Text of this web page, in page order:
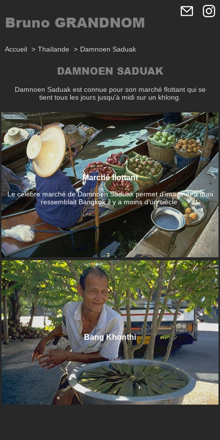
Bruno GRANDNOM
Accueil Thaïlande Damnoen Saduak
DAMNOEN SADUAK
Damnoen Saduak est connue pour son marché flottant qui se
tient tous les jours jusqu'à midi sur un khlong.
Marché flottant
Le célèbre marché de Damnoen Saduak permet d'imaginer à quoi
ressemblait Bangkok il y a moins d'un siècle.
Bang Khonthi